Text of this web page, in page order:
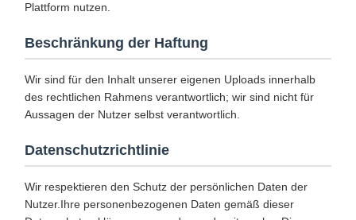
Plattform nutzen.
Beschränkung der Haftung
Wir sind für den Inhalt unserer eigenen Uploads innerhalb
des rechtlichen Rahmens verantwortlich; wir sind nicht für
Aussagen der Nutzer selbst verantwortlich.
Datenschutzrichtlinie
Wir respektieren den Schutz der persönlichen Daten der
Nutzer.Ihre personenbezogenen Daten gemäß dieser